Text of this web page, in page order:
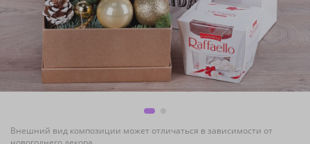
Внешний вид композиции может отличаться в зависимости от